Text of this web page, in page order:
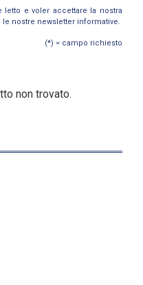
letto e voler accettare la nostra
nostre newsletter informative.
(*) = campo richiesto
non trovato.